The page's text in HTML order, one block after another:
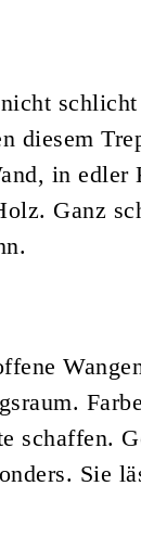
diesem
in
Ganz
schaffen.
Sie